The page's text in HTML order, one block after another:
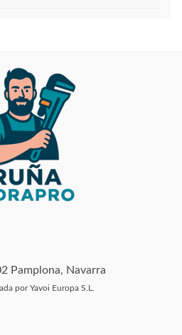
Pamplona, Navarra
por Yavoi Europa S.L.